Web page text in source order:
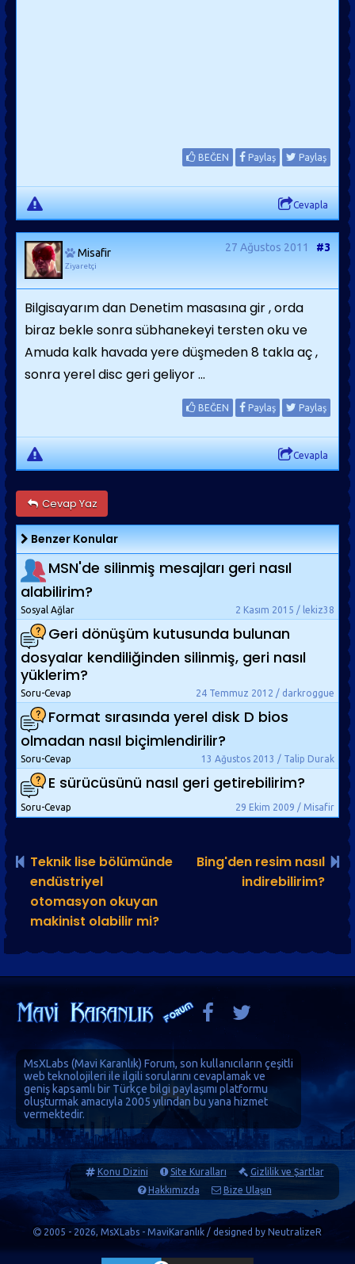
BEĞEN Paylaş Paylaş
Cevapla
Misafir
Ziyaretçi
27 Ağustos 2011 #3
Bilgisayarım dan Denetim masasına gir , orda
biraz bekle sonra sübhanekeyi tersten oku ve
Amuda kalk havada yere düşmeden 8 takla aç ,
sonra yerel disc geri geliyor ...
BEĞEN Paylaş Paylaş
Cevapla
Cevap Yaz
Benzer Konular
MSN'de silinmiş mesajları geri nasıl
alabilirim?
2 Kasım 2015 / lekiz38
Sosyal Ağlar
Geri dönüşüm kutusunda bulunan
dosyalar kendiliğinden silinmiş, geri nasıl
yüklerim?
24 Temmuz 2012 / darkroggue
Soru-Cevap
Format sırasında yerel disk D bios
olmadan nasıl biçimlendirilir?
13 Ağustos 2013 / Talip Durak
Soru-Cevap
E sürücüsünü nasıl geri getirebilirim?
29 Ekim 2009 / Misafir
Soru-Cevap
Teknik lise bölümünde
endüstriyel
otomasyon okuyan
makinist olabilir mi?
Bing'den resim nasıl
indirebilirim?
MsXLabs (Mavi Karanlık) Forum, son kullanıcıların çeşitli
web teknolojileri ile ilgili sorularını cevaplamak ve
geniş kapsamlı bir Türkçe bilgi paylaşımı platformu
oluşturmak amacıyla 2005 yılından bu yana hizmet
vermektedir.
Konu Dizini Site Kuralları
Gizlilik ve Şartlar
Hakkımızda
Bize Ulaşın
2005 - 2026, MsXLabs - MaviKaranlık / designed by NeutralizeR